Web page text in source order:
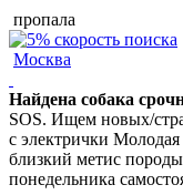
пропала
Москва
Найдена собака
SOS. Ищем новых/
с электрички
близкий метис
понедельника